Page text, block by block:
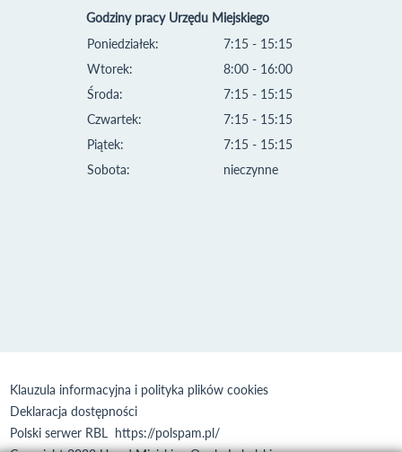
Godziny pracy Urzędu Miejskiego
Poniedziałek:
Wtorek:
Środa:
Czwartek:
Piątek:
Sobota:
7:15 - 15:15
8:00 - 16:00
7:15 - 15:15
7:15 - 15:15
7:15 - 15:15
nieczynne
Klauzula informacyjna i polityka plików cookies
Deklaracja dostępności
Polski serwer RBL https://polspam.pl/